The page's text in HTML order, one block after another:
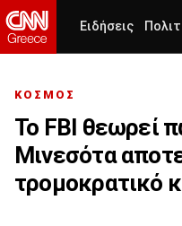
Ειδήσεις
ΚΟΣΜΟΣ
Το FBI θεωρεί
Μινεσότα
τρομοκρατικό